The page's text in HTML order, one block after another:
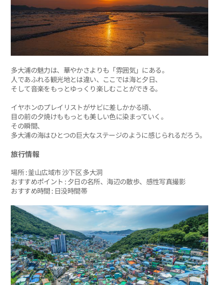
多大浦の魅力は、華やかさよりも「雰囲気」にある。
人であふれる観光地とは違い、ここでは海と夕日、
そして音楽をもっとゆっくり楽しむことができる。
イヤホンのプレイリストがサビに差しかかる頃、
目の前の夕焼けももっとも美しい色に染まっていく。
その瞬間、
多大浦の海はひとつの巨大なステージのように感じられるだろう。
旅行情報
場所 : 釜山広域市 沙下区 多大洞
おすすめポイント : 夕日の名所、海辺の散歩、感性写真撮影
おすすめ時間 : 日没時間帯